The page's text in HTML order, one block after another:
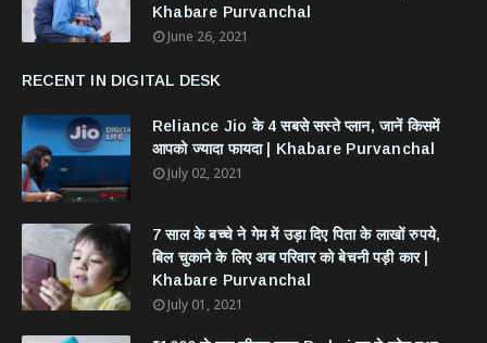
Khabare Purvanchal
June 26, 2021
RECENT IN DIGITAL DESK
Reliance Jio के 4 सबसे सस्ते प्लान, जानें किसमें
आपको ज्यादा फायदा | Khabare Purvanchal
July 02, 2021
7 साल के बच्चे ने गेम में उड़ा दिए पिता के लाखों रुपये,
बिल चुकाने के लिए अब परिवार को बेचनी पड़ी कार |
Khabare Purvanchal
July 01, 2021